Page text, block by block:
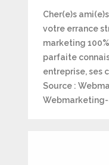
Cher(e)s
votre errance
marketing
parfaite
entreprise, ses
Source :